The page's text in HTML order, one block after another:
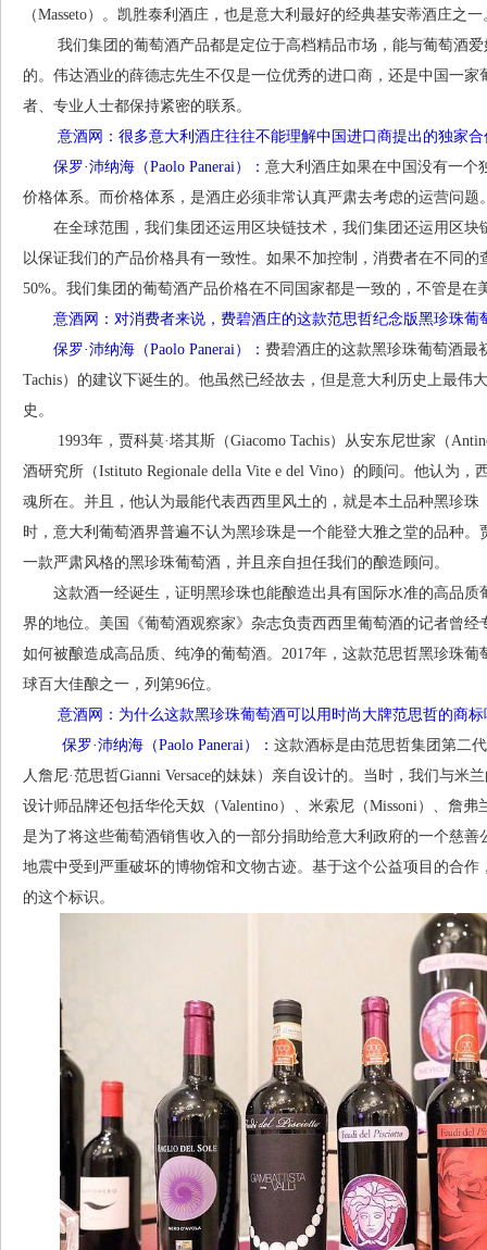
（Masseto）。凯胜泰利酒庄，也是意大利最好的经典基安蒂酒庄之一
我们集团的葡萄酒产品都是定位于高档精品市场，能与葡萄酒爱
的。伟达酒业的薛德志先生不仅是一位优秀的进口商，还是中国一
者、专业人士都保持紧密的联系。
意酒网：很多意大利酒庄往往不能理解中国进口商提出的独家合
保罗·沛纳海（Paolo Panerai）： 意大利酒庄如果在中国没有一个
价格体系。而价格体系，是酒庄必须非常认真严肃去考虑的运营问题
在全球范围，我们集团还运用区块链技术，我们集团还运用区块
以保证我们的产品价格具有一致性。如果不加控制，消费者在不同
50%。我们集团的葡萄酒产品价格在不同国家都是一致的，不管是在
意酒网：对消费者来说，费碧酒庄的这款范思哲纪念版黑珍珠葡
保罗·沛纳海（Paolo Panerai）： 费碧酒庄的这款黑珍珠葡萄酒最
Tachis）的建议下诞生的。他虽然已经故去，但是意大利历史上最伟
史。
1993年，贾科莫·塔其斯（Giacomo Tachis）从安东尼世家（
酒研究所（Istituto Regionale della Vite e del Vino）的顾问。他认为
魂所在。并且，他认为最能代表西西里风土的，就是本土品种黑珍珠
时，意大利葡萄酒界普遍不认为黑珍珠是一个能登大雅之堂的品种。
一款严肃风格的黑珍珠葡萄酒，并且亲自担任我们的酿造顾问。
这款酒一经诞生，证明黑珍珠也能酿造出具有国际水准的高品质
界的地位。美国《葡萄酒观察家》杂志负责西西里葡萄酒的记者曾
如何被酿造成高品质、纯净的葡萄酒。2017年，这款范思哲黑珍珠
球百大佳酿之一，列第96位。
意酒网：为什么这款黑珍珠葡萄酒可以用时尚大牌范思哲的商标
保罗·沛纳海（Paolo Panerai）： 这款酒标是由范思哲集团第二
人詹尼·范思哲Gianni Versace的妹妹）亲自设计的。当时，我们与米
设计师品牌还包括华伦天奴（Valentino）、米索尼（Missoni）、詹弗
是为了将这些葡萄酒销售收入的一部分捐助给意大利政府的一个慈
地震中受到严重破坏的博物馆和文物古迹。基于这个公益项目的合
的这个标识。